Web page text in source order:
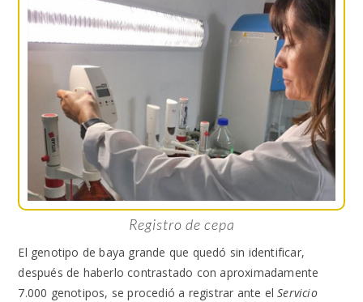
Registro de cepa
El genotipo de baya grande que quedó sin identificar,
después de haberlo contrastado con aproximadamente
7.000 genotipos, se procedió a registrar ante elServicio